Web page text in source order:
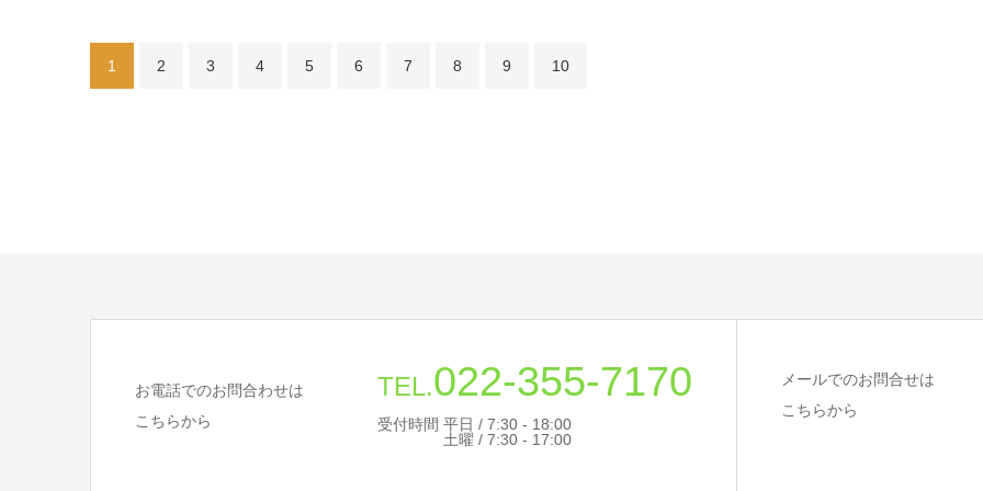
1 2 3 4 5 6 7 8 9 10
お電話でのお問合わせは
こちらから
TEL.022-355-7170
受付時間 平日 / 7:30 - 18:00
土曜 / 7:30 - 17:00
メールでのお問合せは
こちらから